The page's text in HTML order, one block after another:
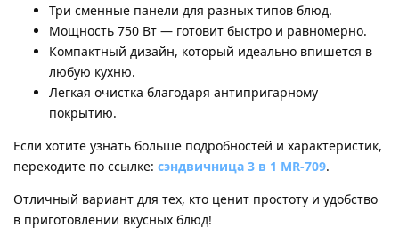
Три сменные панели для разных типов блюд.
Мощность 750 Вт — готовит быстро и равномерно.
Компактный дизайн, который идеально впишется в
любую кухню.
Легкая очистка благодаря антипригарному
покрытию.
Если хотите узнать больше подробностей и характеристик,
переходите по ссылке: сэндвичница 3 в 1 MR-709.
Отличный вариант для тех, кто ценит простоту и удобство
в приготовлении вкусных блюд!